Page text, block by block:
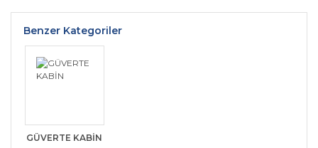
Benzer Kategoriler
GÜVERTE KABİN